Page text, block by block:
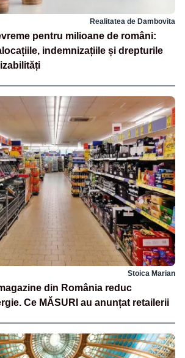
Realitatea de Dambovita
pentru milioane de români:
indemnizațiile și drepturile
Stoica Marian
din România reduc
Ce MĂSURI au anunțat retailerii